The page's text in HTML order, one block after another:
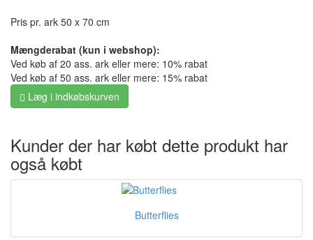
Pris pr. ark 50 x 70 cm
Mængderabat (kun i webshop):
Ved køb af 20 ass. ark eller mere: 10% rabat
Ved køb af 50 ass. ark eller mere: 15% rabat
Læg i indkøbskurven
Kunder der har købt dette produkt har
også købt
Butterflies